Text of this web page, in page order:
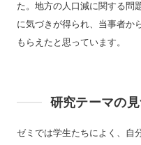
た。地方の人口減に関する問
に気づきが得られ、当事者か
もらえたと思っています。
研究テーマの見
ゼミでは学生たちによく、自